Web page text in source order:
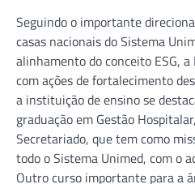
Seguindo o importante
casas nacionais do Sistema
alinhamento do conceito ESG,
com ações de fortalecimento
a instituição de ensino se
graduação em Gestão
Secretariado, que tem como
todo o Sistema Unimed, com o
Outro curso importante para a